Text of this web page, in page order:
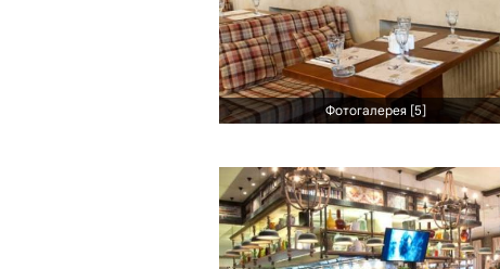
Фотогалерея [5]